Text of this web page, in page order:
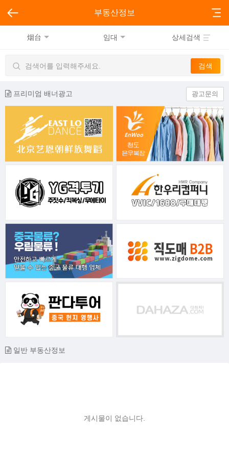
부동산정보
烟台 임대 상세검색
프리미엄 배너광고 광고문의
일반 부동산정보
게시물이 없습니다.